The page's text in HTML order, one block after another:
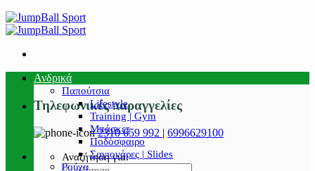
Τηλεφωνικές παραγγελίες
2310 659 992 | 6996629100
Αναζήτηση για:
Ανδρικά
Παπούτσια
Lifestyle
Training | Gym
Μπάσκετ
Ποδόσφαιρο
Σαγιονάρες | Slides
Ρούχα